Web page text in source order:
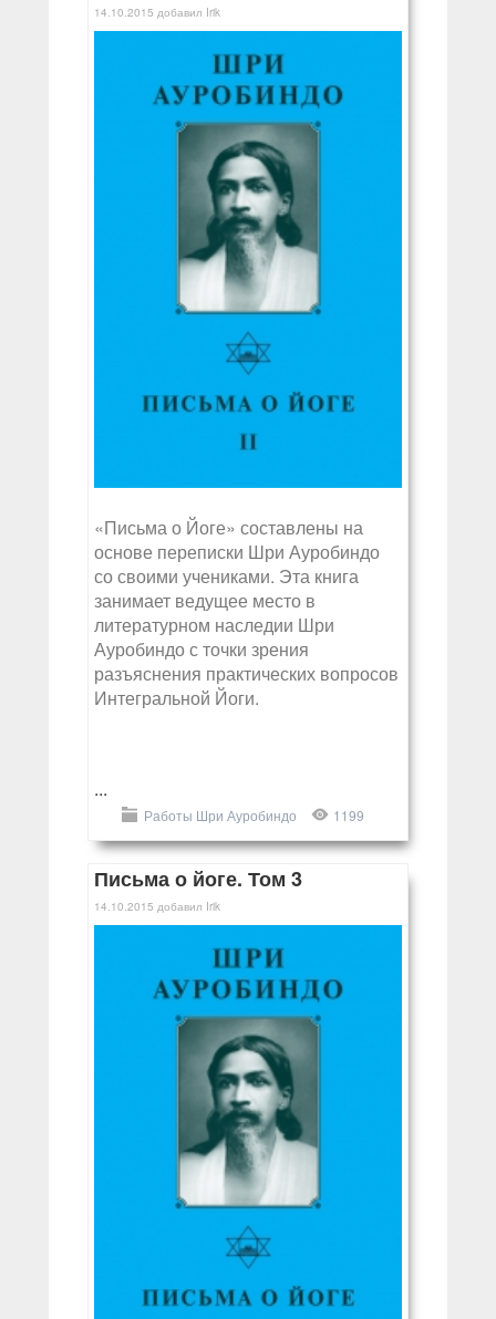
14.10.2015 добавил Irik
«Письма о Йоге» составлены на
основе переписки Шри Ауробиндо
со своими учениками. Эта книга
занимает ведущее место в
литературном наследии Шри
Ауробиндо с точки зрения
разъяснения практических вопросов
Интегральной Йоги.
...
Работы Шри Ауробиндо 1199
Письма о йоге. Том 3
14.10.2015 добавил Irik